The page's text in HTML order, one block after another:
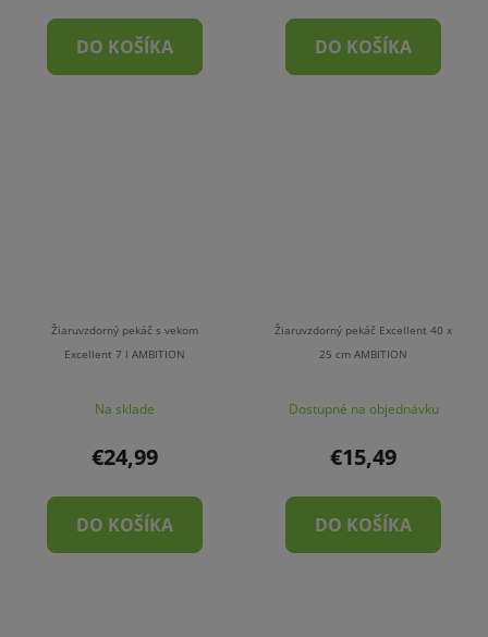
DO KOŠÍKA DO KOŠÍKA
Žiaruvzdorný pekáč s vekom
Excellent 7 l AMBITION
Na sklade
€24,99
DO KOŠÍKA
Žiaruvzdorný pekáč Excellent 40 x
25 cm AMBITION
Dostupné na objednávku
€15,49
DO KOŠÍKA